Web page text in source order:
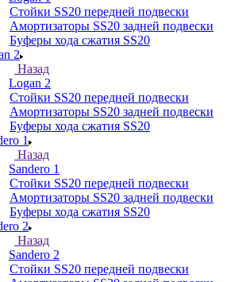
Стойки SS20 передней подвески
Амортизаторы SS20 задней подвески
Буферы хода сжатия SS20
2
Назад
Logan 2
Стойки SS20 передней подвески
Амортизаторы SS20 задней подвески
Буферы хода сжатия SS20
1
Назад
Sandero 1
Стойки SS20 передней подвески
Амортизаторы SS20 задней подвески
Буферы хода сжатия SS20
2
Назад
Sandero 2
Стойки SS20 передней подвески